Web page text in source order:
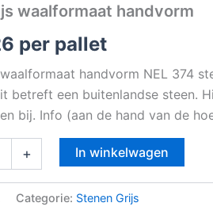
waalformaat handvorm
per pallet
handvorm NEL 374
betreft een buitenlandse steen.
bij. Info (aan de hand van de
+ In winkelwagen
Categorie: Stenen Grijs